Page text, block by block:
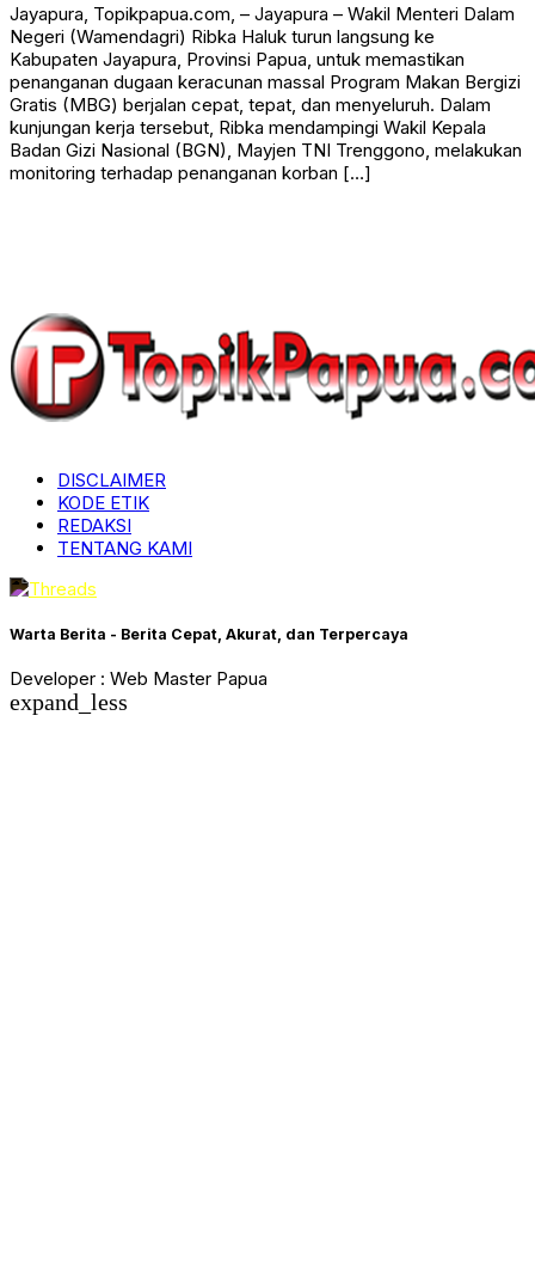
Jayapura, Topikpapua.com, – Jayapura – Wakil Menteri Dalam
Negeri (Wamendagri) Ribka Haluk turun langsung ke
Kabupaten Jayapura, Provinsi Papua, untuk memastikan
penanganan dugaan keracunan massal Program Makan Bergizi
Gratis (MBG) berjalan cepat, tepat, dan menyeluruh. Dalam
kunjungan kerja tersebut, Ribka mendampingi Wakil Kepala
Badan Gizi Nasional (BGN), Mayjen TNI Trenggono, melakukan
monitoring terhadap penanganan korban […]
DISCLAIMER
KODE ETIK
REDAKSI
TENTANG KAMI
Warta Berita - Berita Cepat, Akurat, dan Terpercaya
Developer : Web Master Papua
expand_less